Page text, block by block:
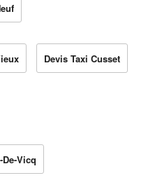
Devis Taxi Cusset
Vicq